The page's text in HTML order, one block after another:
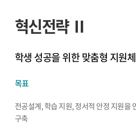
혁신전략 Ⅱ
학생 성공을 위한 맞춤형 지원
목표
전공설계, 학습 지원, 정서적 안정 지원을
구축